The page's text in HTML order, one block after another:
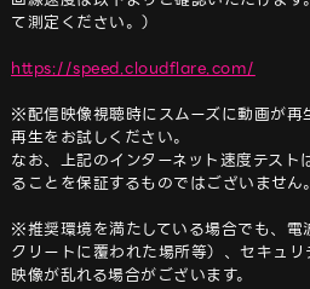
て測定ください。）
https://speed.cloudflare.com/
※配信映像視聴時にスムーズに動画が
再生をお試しください。
なお、上記のインターネット速度テス
ることを保証するものではございません。
※推奨環境を満たしている場合でも、
クリートに覆われた場所等）、セキュ
映像が乱れる場合がございます。